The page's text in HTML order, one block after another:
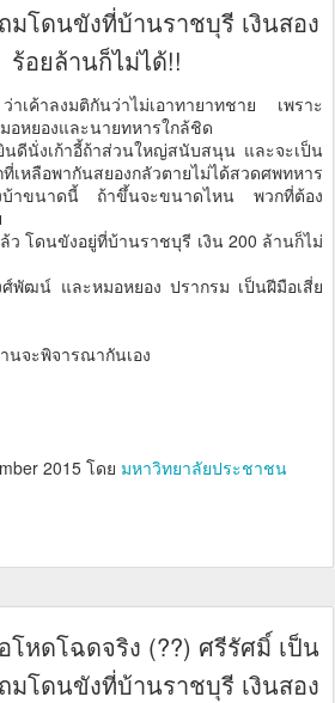
มโดนขังที่บ้านราชบุรี เงินสอง
ร้อยล้านก็ไม่ได้!!
เค้าลงมติกันว่าไม่เอาทายาทชาย เพราะ
อหยองและนายทหารใกล้ชิด
ดีนั่งเก้าอี้ถ้าส่วนใหญ่สนับสนุน และจะเป็น
ลือพากันสยองกลัวตายไม่ได้สวดศพทหาร
าขนาดนี้ ถ้าขึ้นจะขนาดไหน พวกที่ต้อง
ว โดนขังอยู่ที่บ้านราชบุรี เงิน 200 ล้านก็ไม่
ศ์พัฒน์ และหมอหยอง ปรากรม เป็นฝีมือเสี่ย
นจะพิจารณากันเอง
2015โดย มหาวิทยาลัยประชาชน
โหดโฉดจริง (??) ศรีรัศมิ์ เป็น
มโดนขังที่บ้านราชบุรี เงินสอง